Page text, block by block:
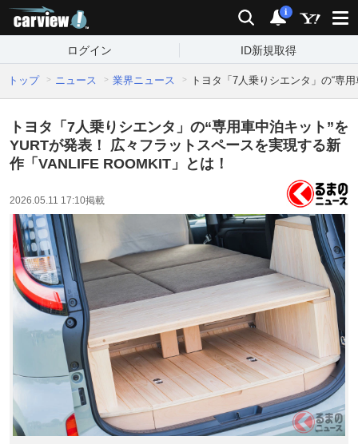
検索 通知
i
ログイン ID新規取得
トップ ニュース 業界ニュース トヨタ「7人乗りシエンタ」の“専
トヨタ「7人乗りシエンタ」の“専用車中泊キット”を
YURTが発表！ 広々フラットスペースを実現する新
作「VANLIFE ROOMKIT」とは！
2026.05.11 17:10掲載